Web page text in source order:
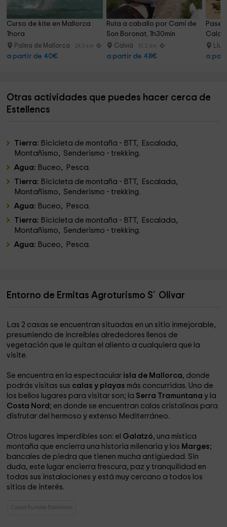
Curso de kite en Mallorca
1hora
Palma de Mallorca 24.3 km
a partir de 40€
Ruta a caballo por Camí de
Son Boronat, 1h30min
Calvià 10.2 km
a partir de 48€
Cala
a
Otras actividades que puedes hacer cerca de
Estellencs
Tierra: Bicicleta de montaña - BTT, Escalada,
Montañismo, Senderismo - trekking.
Agua: Buceo, Pesca.
Tierra: Bicicleta de montaña - BTT, Escalada,
Montañismo, Senderismo - trekking.
Agua: Buceo, Pesca.
Tierra: Bicicleta de montaña - BTT, Escalada,
Montañismo, Senderismo - trekking.
Agua: Buceo, Pesca.
Entorno de Ermitas Agroturismo S´Olivar
Las 2 casas se encuentran situadas en un sitio inmejorable,
presumiendo de increíbles alrededores llenos de
vegetación que le quitan el aliento a cualquiera que la
visite.
Se encuentra en la espectacular isla de Mallorca, donde
podrás visitas sus calas y playas más concurridas. Uno de
los bellos lugares para visitar son; la Serra Tramuntana y la
Costa Nord ; en donde se encuentran calas cristalinas para
disfrutar del hermoso y extenso Mediterráneo.
Otros lugares imperdibles son: el Galatzó, una mística
montaña que encierra una historia milenaria y los Marges;
bancales de piedra que tienen mucha antigüedad. Sin
duda, este lugar encierra frescura, paz y tranquilidad en
todas sus instalaciones y está muy cercano a todos los
sitios de interés.
Casas Rurales Estellencs